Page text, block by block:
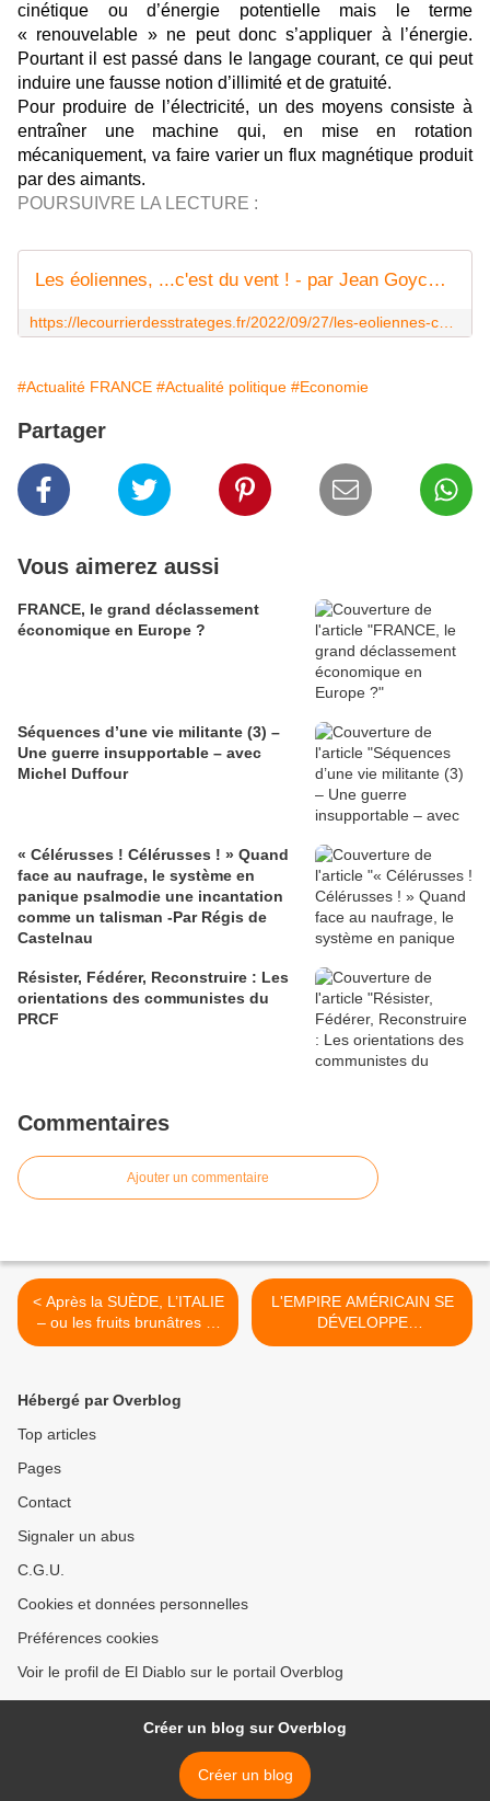
cinétique ou d’énergie potentielle mais le terme
« renouvelable » ne peut donc s’appliquer à l’énergie.
Pourtant il est passé dans le langage courant, ce qui peut
induire une fausse notion d’illimité et de gratuité.
Pour produire de l’électricité, un des moyens consiste à
entraîner une machine qui, en mise en rotation
mécaniquement, va faire varier un flux magnétique produit
par des aimants.
POURSUIVRE LA LECTURE :
Les éoliennes, ...c'est du vent ! - par Jean Goychman
#Actualité FRANCE #Actualité politique #Economie
Partager
Vous aimerez aussi
FRANCE, le grand déclassement
économique en Europe ?
Séquences d’une vie militante (3) –
Une guerre insupportable – avec
Michel Duffour
« Célérusses ! Célérusses ! » Quand
face au naufrage, le système en
panique psalmodie une incantation
comme un talisman -Par Régis de
Castelnau
Résister, Fédérer, Reconstruire : Les
orientations des communistes du
PRCF
Commentaires
Ajouter un commentaire
< Après la SUÈDE, L’ITALIE
– ou les fruits brunâtres et
empoisonnés de la «
L'EMPIRE AMÉRICAIN SE
DÉVELOPPE
UNIQUEMENT PAR LA
Hébergé par Overblog
Top articles
Pages
Contact
Signaler un abus
C.G.U.
Cookies et données personnelles
Préférences cookies
Voir le profil de El Diablo sur le portail Overblog
Créer un blog sur Overblog
Créer un blog